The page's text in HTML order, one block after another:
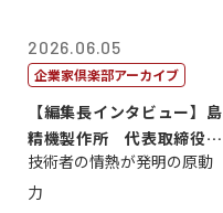
2026.06.05
企業家倶楽部アーカイブ
【編集長インタビュー】島
精機製作所 代表取締役
社 長 島 正...
技術者の情熱が発明の原動
力